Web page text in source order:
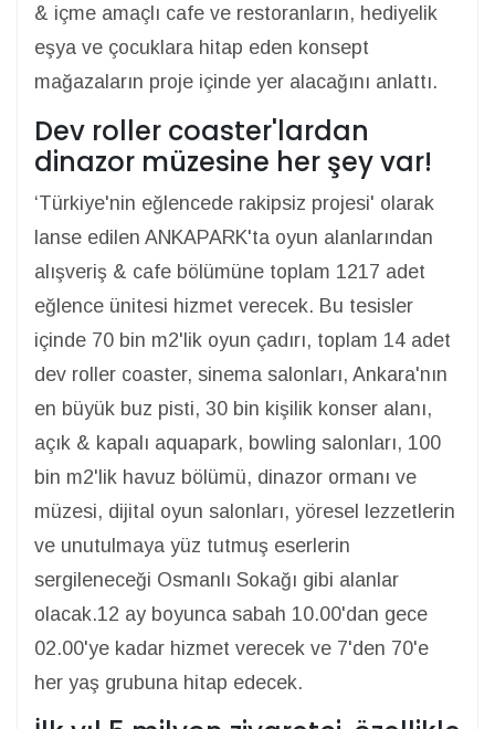
& içme amaçlı cafe ve restoranların, hediyelik
eşya ve çocuklara hitap eden konsept
mağazaların proje içinde yer alacağını anlattı.
Dev roller coaster'lardan
dinazor müzesine her şey var!
‘Türkiye'nin eğlencede rakipsiz projesi' olarak
lanse edilen ANKAPARK'ta oyun alanlarından
alışveriş & cafe bölümüne toplam 1217 adet
eğlence ünitesi hizmet verecek. Bu tesisler
içinde 70 bin m2'lik oyun çadırı, toplam 14 adet
dev roller coaster, sinema salonları, Ankara'nın
en büyük buz pisti, 30 bin kişilik konser alanı,
açık & kapalı aquapark, bowling salonları, 100
bin m2'lik havuz bölümü, dinazor ormanı ve
müzesi, dijital oyun salonları, yöresel lezzetlerin
ve unutulmaya yüz tutmuş eserlerin
sergileneceği Osmanlı Sokağı gibi alanlar
olacak.12 ay boyunca sabah 10.00'dan gece
02.00'ye kadar hizmet verecek ve 7'den 70'e
her yaş grubuna hitap edecek.